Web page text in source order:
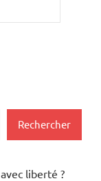
Rechercher
liberté ?